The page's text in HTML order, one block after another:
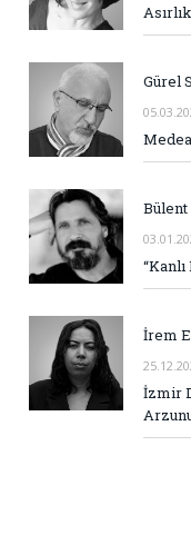
Gürel
Bülent
İrem
İzmir